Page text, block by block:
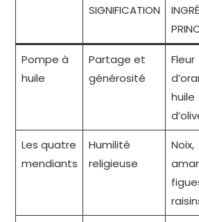
SIGNIFICATION
Pompe à
huile
Partage et
générosité
Fleur
huile
Les quatre
mendiants
Humilité
religieuse
Noix,